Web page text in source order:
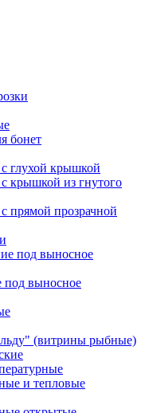
бонет
глухой крышкой
крышкой из гнутого
прямой прозрачной
под выносное
под выносное
(витрины рыбные)
и тепловые